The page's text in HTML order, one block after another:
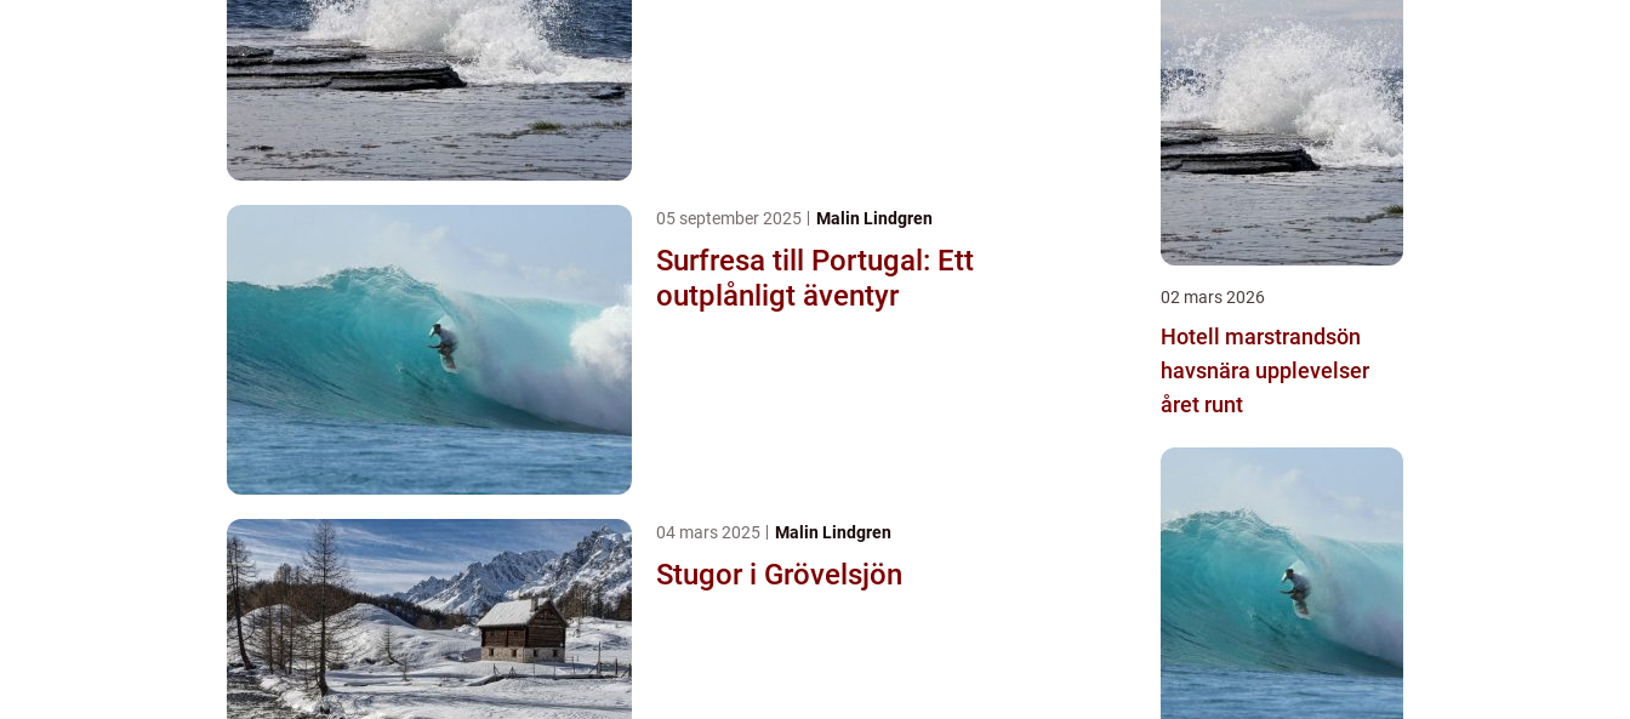
05 september 2025 Malin Lindgren
Surfresa till Portugal: Ett
outplånligt äventyr
04 mars 2025 Malin Lindgren
Stugor i Grövelsjön
02 mars 2026
Hotell marstrandsön
havsnära upplevelser
året runt